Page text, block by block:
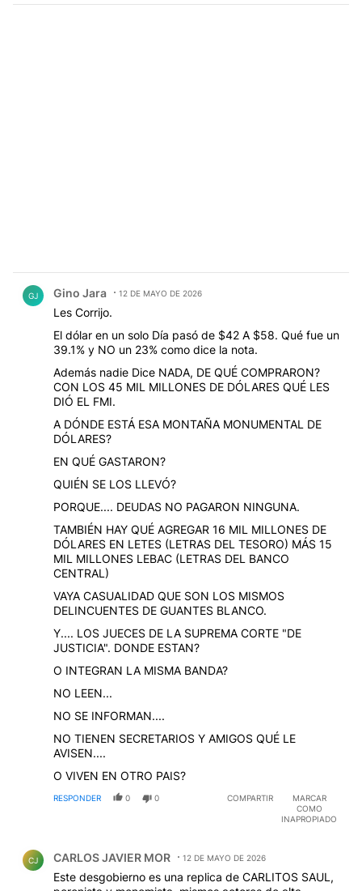
GJ Gino Jara 12 DE MAYO DE 2026
Les Corrijo.
El dólar en un solo Día pasó de $42 A $58. Qué fue un
39.1% y NO un 23% como dice la nota.
Además nadie Dice NADA, DE QUÉ COMPRARON?
CON LOS 45 MIL MILLONES DE DÓLARES QUÉ LES
DIÓ EL FMI.
A DÓNDE ESTÁ ESA MONTAÑA MONUMENTAL DE
DÓLARES?
EN QUÉ GASTARON?
QUIÉN SE LOS LLEVÓ?
PORQUE.... DEUDAS NO PAGARON NINGUNA.
TAMBIÉN HAY QUÉ AGREGAR 16 MIL MILLONES DE
DÓLARES EN LETES (LETRAS DEL TESORO) MÁS 15
MIL MILLONES LEBAC (LETRAS DEL BANCO
CENTRAL)
VAYA CASUALIDAD QUE SON LOS MISMOS
DELINCUENTES DE GUANTES BLANCO.
Y.... LOS JUECES DE LA SUPREMA CORTE "DE
JUSTICIA". DONDE ESTAN?
O INTEGRAN LA MISMA BANDA?
NO LEEN...
NO SE INFORMAN....
NO TIENEN SECRETARIOS Y AMIGOS QUÉ LE
AVISEN....
O VIVEN EN OTRO PAIS?
RESPONDER 0 0 COMPARTIR
MARCAR
COMO
INAPROPIADO
CJ CARLOS JAVIER MOR 12 DE MAYO DE 2026
Este desgobierno es una replica de CARLITOS SAUL,